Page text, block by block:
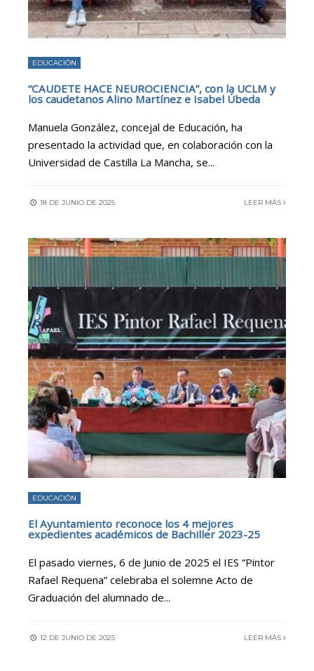
EDUCACIÓN
“CAUDETE HACE NEUROCIENCIA”, con la UCLM y
los caudetanos Alino Martínez e Isabel Úbeda
Manuela González, concejal de Educación, ha
presentado la actividad que, en colaboración con la
Universidad de Castilla La Mancha, se...
18 DE JUNIO DE 2025 LEER MÁS
EDUCACIÓN
El Ayuntamiento reconoce los 4 mejores
expedientes académicos de Bachiller 2023-25
El pasado viernes, 6 de Junio de 2025 el IES “Pintor
Rafael Requena” celebraba el solemne Acto de
Graduación del alumnado de...
12 DE JUNIO DE 2025 LEER MÁS